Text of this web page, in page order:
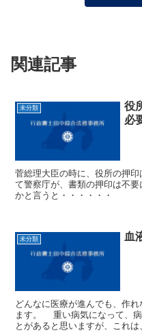
関連記事
未分類
役
必
菅総理大臣の時に、役所の押
て警察庁が、書類の押印は不
かと言うと・・・・・・
未分類 血
どんなに医療が進んでも、作
ます。 重い病気になって、病院に入院した際に、輸血を受けるこ
とがあると思いますが、これ